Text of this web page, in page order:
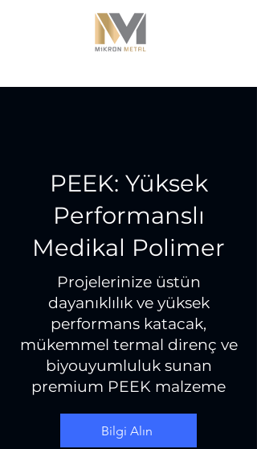
PEEK: Yüksek
Performanslı
Medikal Polimer
Projelerinize üstün
dayanıklılık ve yüksek
performans katacak,
mükemmel termal direnç ve
biyouyumluluk sunan
premium PEEK malzeme
Bilgi Alın